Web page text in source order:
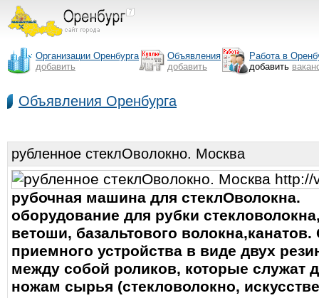
Организации Оренбурга
добавить
Объявления
добавить
Работа в
добавить
Объявления Оренбурга
рубленное стеклОволокно. Москва
рубочная машина для стеклОволокна.
оборудование для рубки
ветоши, базальтового волокна,канатов.
приемного устройства в виде двух
между собой роликов, которые служат
ножам сырья (стекловолокно,